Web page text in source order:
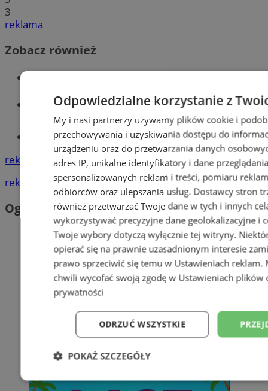
3
reklama
Zobacz również
Wiadomości kryminalne w Orzeszu
Wiadomości lokalne
Tworzenie stron www - Orzesze
reklama
reklama
Ogłoszenia
Odpowiedzialne korzystanie z
My i nasi partnerzy używamy plików cookie i
przechowywania i uzyskiwania dostępu do
urządzeniu oraz do przetwarzania danych
adres IP, unikalne identyfikatory i dane
spersonalizowanych reklam i treści, pomiaru
odbiorców oraz ulepszania usług. Dostawcy stron
również przetwarzać Twoje dane w tych i innych
wykorzystywać precyzyjne dane geolokalizacyjne i
Twoje wybory dotyczą wyłącznie tej witryny.
opierać się na prawnie uzasadnionym interesie
prawo sprzeciwić się temu w Ustawieniach reklam.
chwili wycofać swoją zgodę w Ustawieniach plików
prywatności
ODRZUĆ WSZYSTKIE
POKAŻ SZCZEGÓŁY
Niezbędne Wydajność